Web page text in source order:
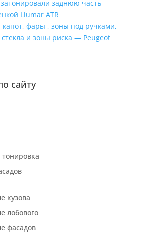
затонировали заднюю часть
Llumar ATR
капот, фары , зоны под ручками,
стекла и зоны риска — Peugeot
сайту
кузова
лобового
фасадов